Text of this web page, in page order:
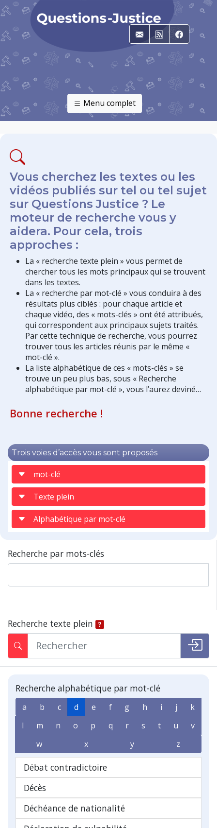
E-mailRSS
Menu complet
Vous cherchez les textes ou les
vidéos publiés sur tel ou tel sujet
sur Questions Justice ? Le
moteur de recherche vous y
aidera. Pour cela, trois
approches :
La « recherche texte plein » vous permet de
chercher tous les mots principaux qui se trouvent
dans les textes.
La « recherche par mot-clé » vous conduira à des
résultats plus ciblés : pour chaque article et
chaque vidéo, des « mots-clés » ont été attribués,
qui correspondent aux principaux sujets traités.
Par cette technique de recherche, vous pourrez
trouver tous les articles réunis par le même «
mot-clé ».
La liste alphabétique de ces « mots-clés » se
trouve un peu plus bas, sous « Recherche
alphabétique par mot-clé », vous l’aurez deviné…
Bonne recherche !
Trois voies d’accès vous sont proposés
mot-clé
Texte plein
Alphabétique par mot-clé
Recherche par mots-clés
Recherche texte plein
Recherche alphabétique par mot-clé
a b c d e f g h i j
k
l
m n o p q r s t u
v
w
x y z
Débat contradictoire
Décès
Déchéance de nationalité